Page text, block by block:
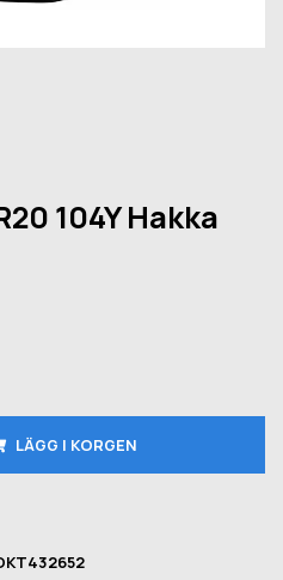
104Y Hakka
LÄGG I KORGEN